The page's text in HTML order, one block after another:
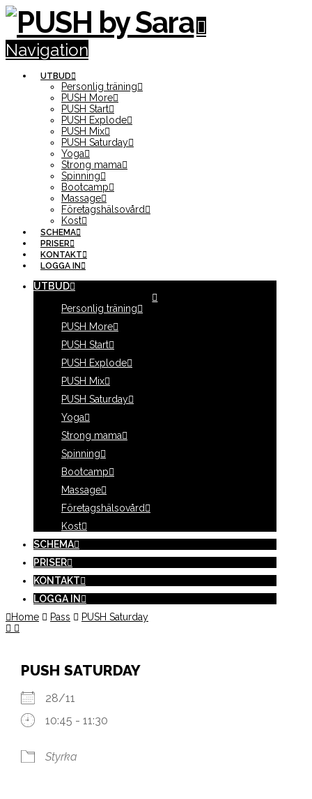
Navigation
UTBUD
Personlig träning
PUSH More
PUSH Start
PUSH Explode
PUSH Mix
PUSH Saturday
Yoga
Strong mama
Spinning
Bootcamp
Massage
Företagshälsovård
Kost
SCHEMA
PRISER
KONTAKT
LOGGA IN
UTBUD
Personlig träning
PUSH More
PUSH Start
PUSH Explode
PUSH Mix
PUSH Saturday
Yoga
Strong mama
Spinning
Bootcamp
Massage
Företagshälsovård
Kost
SCHEMA
PRISER
KONTAKT
LOGGA IN
Home
Pass PUSH Saturday
PUSH SATURDAY
28/11
10:45 - 11:30
Styrka